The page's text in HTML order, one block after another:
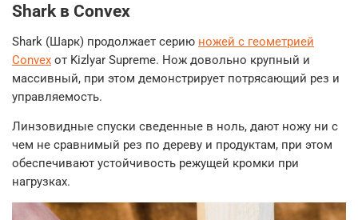
Shark в Convex
Shark (Шарк) продолжает серию ножей с геометрией
Convex от Kizlyar Supreme. Нож довольно крупный и
массивный, при этом демонстрирует потрясающий рез и
управляемость.
Линзовидные спуски сведенные в ноль, дают ножу ни с
чем не сравнимый рез по дереву и продуктам, при этом
обеспечивают устойчивость режущей кромки при
нагрузках.